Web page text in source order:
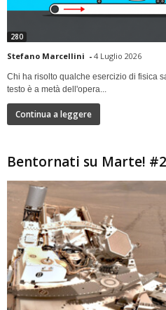
280
Stefano Marcellini - 4 Luglio 2026
Chi ha risolto qualche esercizio di fisica
testo è a metà dell'opera...
Continua a leggere
Bentornati su Marte!